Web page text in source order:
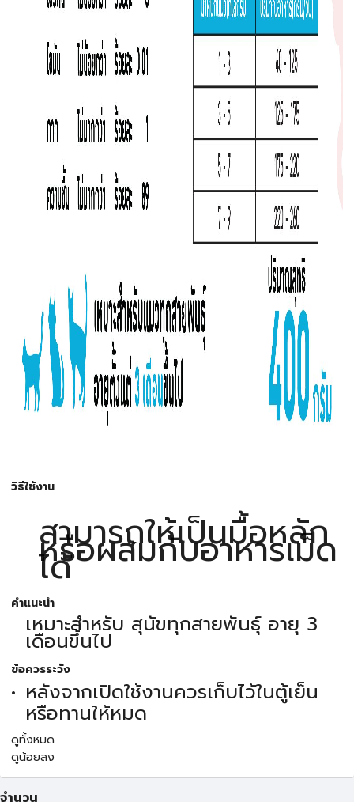
วิธีใช้งาน
สามารถให้เป็นมื้อหลัก
หรือผสมกับอาหารเม็ด
ได้
คำแนะนำ
เหมาะสำหรับ สุนัขทุกสายพันธุ์ อายุ 3
เดือนขึ้นไป
ข้อควรระวัง
หลังจากเปิดใช้งานควรเก็บไว้ในตู้เย็น
หรือทานให้หมด
ดูทั้งหมด
ดูน้อยลง
จำนวน